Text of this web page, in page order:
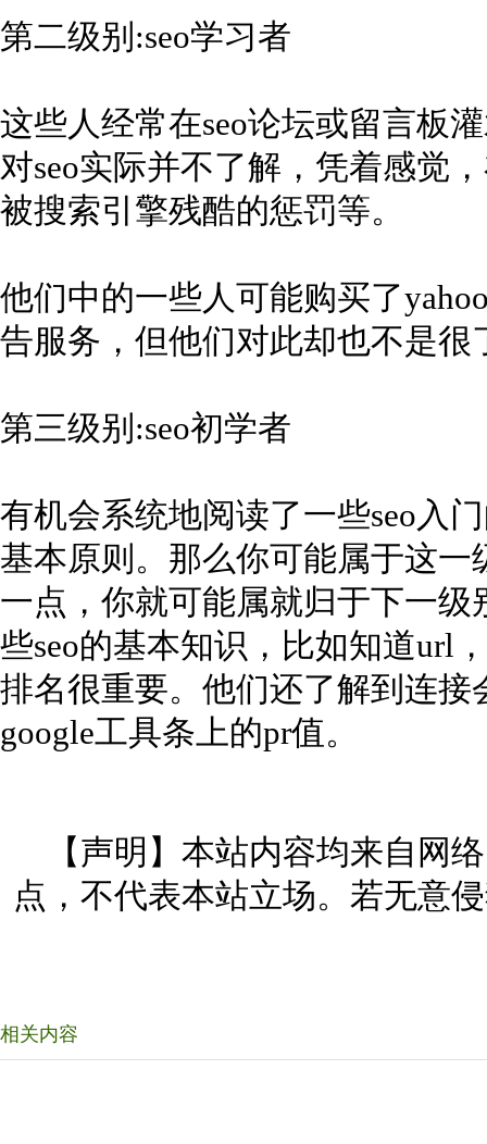
第二级别:seo学习者
这些人经常在seo论坛或留言板
对seo实际并不了解，凭着感觉
被搜索引擎残酷的惩罚等。
他们中的一些人可能购买了
告服务，但他们对此却也不是
第三级别:seo初学者
有机会系统地阅读了一些seo入
基本原则。那么你可能属于这一
一点，你就可能属就归于下一
些seo的基本知识，比如知道url
排名很重要。他们还了解到连
google工具条上的pr值。
【声明】本站内容均来自网
点，不代表本站立场。若无意
相关内容